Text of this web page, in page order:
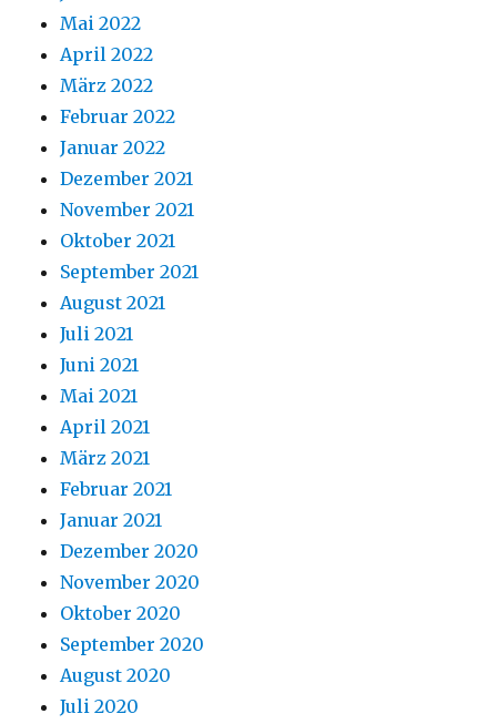
Mai 2022
April 2022
März 2022
Februar 2022
Januar 2022
Dezember 2021
November 2021
Oktober 2021
September 2021
August 2021
Juli 2021
Juni 2021
Mai 2021
April 2021
März 2021
Februar 2021
Januar 2021
Dezember 2020
November 2020
Oktober 2020
September 2020
August 2020
Juli 2020